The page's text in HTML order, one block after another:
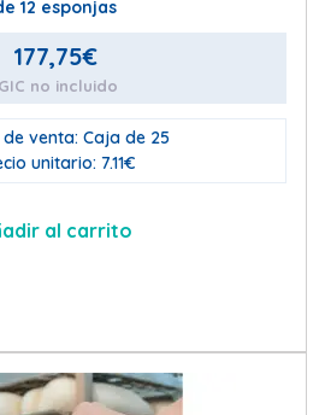
12 esponjas
177,75€
no incluido
venta: Caja de 25
unitario: 7.11€
al carrito